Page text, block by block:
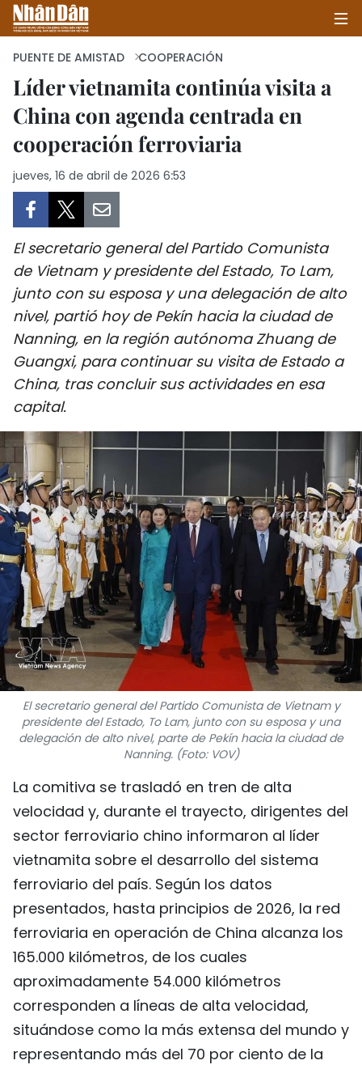
INICIO
POLÍTICA
SALUD - MEDIO AMBIENTE
CULTURA - ENTRETENIMIENTO
INTERNACIONAL
DEPORTES
PUENTE DE AMISTAD
HISTORIAS MULTIMEDIA
FOTOGRAFÍA
¿QUIÉNES SOMOS?
TIẾNG VIỆT
ENGLISH
中文
FRANÇAIS
РУССКИЙ
PUENTE DE AMISTAD COOPERACIÓN
Líder vietnamita continúa visita a
China con agenda centrada en
cooperación ferroviaria
jueves, 16 de abril de 2026 6:53
El secretario general del Partido Comunista
de Vietnam y presidente del Estado, To Lam,
junto con su esposa y una delegación de alto
nivel, partió hoy de Pekín hacia la ciudad de
Nanning, en la región autónoma Zhuang de
Guangxi, para continuar su visita de Estado a
China, tras concluir sus actividades en esa
capital.
El secretario general del Partido Comunista de Vietnam y
presidente del Estado, To Lam, junto con su esposa y una
delegación de alto nivel, parte de Pekín hacia la ciudad de
Nanning. (Foto: VOV)
La comitiva se trasladó en tren de alta
velocidad y, durante el trayecto, dirigentes del
sector ferroviario chino informaron al líder
vietnamita sobre el desarrollo del sistema
ferroviario del país. Según los datos
presentados, hasta principios de 2026, la red
ferroviaria en operación de China alcanza los
165.000 kilómetros, de los cuales
aproximadamente 54.000 kilómetros
corresponden a líneas de alta velocidad,
situándose como la más extensa del mundo y
representando más del 70 por ciento de la